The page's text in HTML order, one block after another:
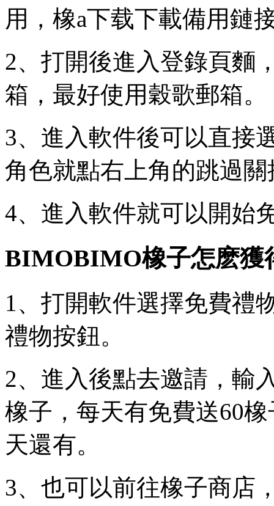
用，橡a下载下載備用鏈
2、打開後進入登錄頁麵
箱，最好使用穀歌郵箱。
3、進入軟件後可以直接
角色就點右上角的跳過關
4、進入軟件就可以開始
BIMOBIMO橡子怎麽獲
1、打開軟件選擇免費禮
禮物按鈕。
2、進入後點去邀請，輸
橡子，每天有免費送60
天還有。
3、也可以前往橡子商店